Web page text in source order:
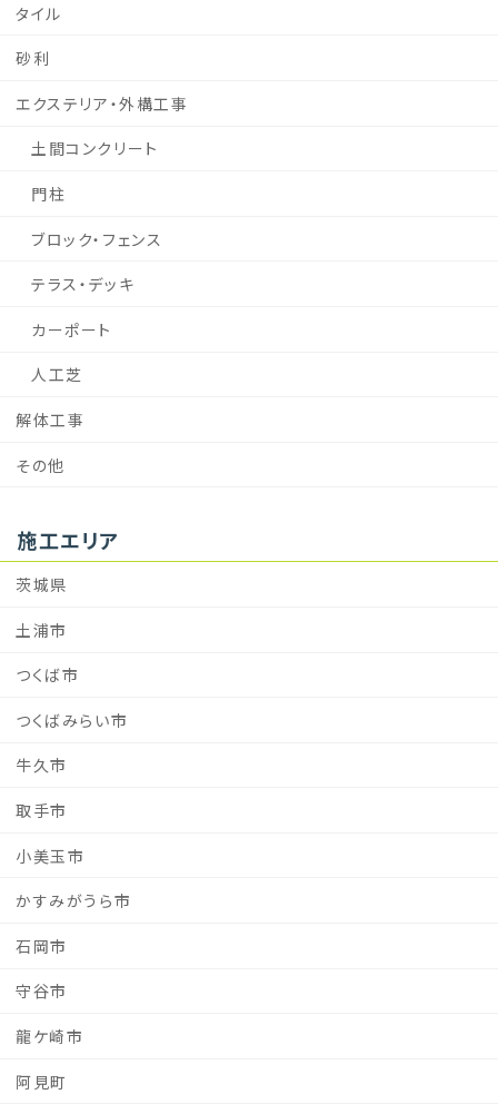
タイル
砂利
エクステリア・外構工事
土間コンクリート
門柱
ブロック・フェンス
テラス・デッキ
カーポート
人工芝
解体工事
その他
施工エリア
茨城県
土浦市
つくば市
つくばみらい市
牛久市
取手市
小美玉市
かすみがうら市
石岡市
守谷市
龍ケ崎市
阿見町